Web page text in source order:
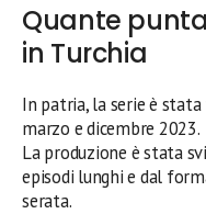
Quante
in Turchia
In patria, la serie è stata
marzo e dicembre 2023.
La produzione è stata
episodi lunghi e dal
serata.